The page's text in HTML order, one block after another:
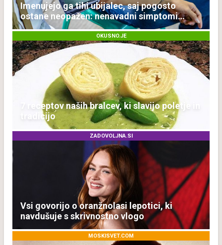
Imenujejo ga tihi ubijalec, saj pogosto
ostane neopažen: nenavadni simptomi
visokega holesterola
OKUSNO.JE
7 receptov naših bralcev, ki slavijo poletje in
tradicijo
ZADOVOLJNA.SI
Vsi govorijo o oranžnolasi lepotici, ki
navdušuje s skrivnostno vlogo
MOSKISVET.COM